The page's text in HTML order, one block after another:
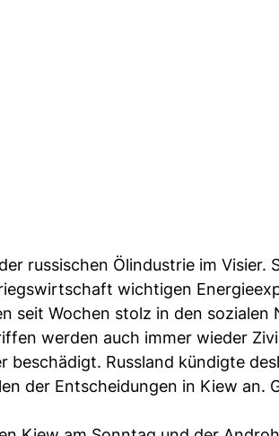
russischen Ölindustrie im Visier.
wichtigen
seit Wochen stolz in den sozialen
werden auch immer wieder
Russland kündigte
der Entscheidungen in Kiew an.